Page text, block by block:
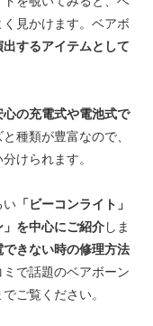
見かけます。ベアボ
するアイテムとして
の充電式や電池式で
種類が豊富なので、
けられます。
い 「ビーコンライト」
」を中心にご紹介 しま
きない時の修理方法
で話題のベアボーン
ご覧ください。